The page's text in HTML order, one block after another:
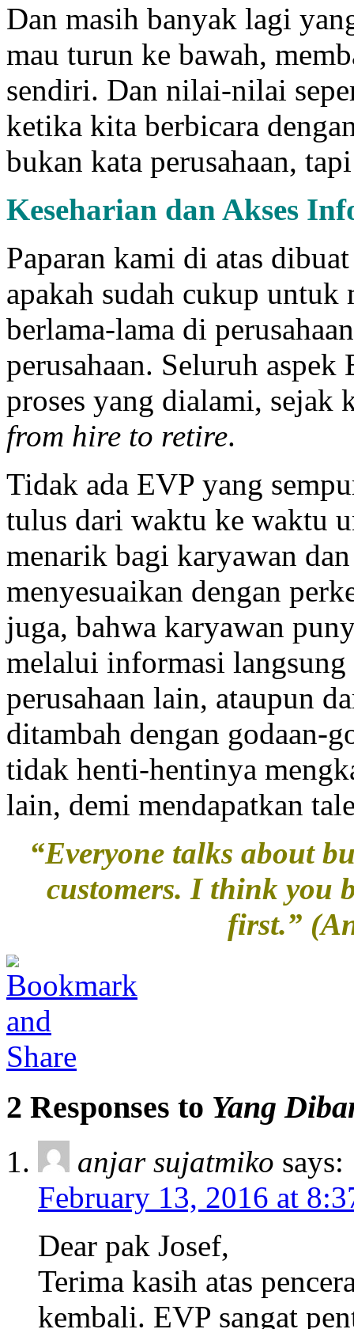
Dan masih banyak lagi
mau turun ke bawah,
sendiri. Dan nilai-nilai
ketika kita berbicara
bukan kata perusahaan,
Keseharian dan Akses
Paparan kami di atas
apakah sudah cukup
berlama-lama di
perusahaan. Seluruh
proses yang dialami, sejak
from hire to retire.
Tidak ada EVP yang
tulus dari waktu ke waktu
menarik bagi karyawan
menyesuaikan dengan
juga, bahwa karyawan
melalui informasi
perusahaan lain, ataupun
ditambah dengan godaan-
tidak henti-hentinya
lain, demi mendapatkan
“Everyone talks about
customers. I think you
first.”
2 Responses to Yang
anjar sujatmiko says:
February 13, 2016 at
Dear pak Josef,
Terima kasih atas
kembali. EVP sangat